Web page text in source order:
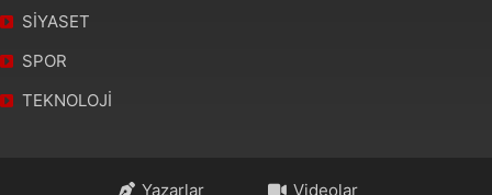
SİYASET
SPOR
TEKNOLOJİ
Yazarlar Videolar